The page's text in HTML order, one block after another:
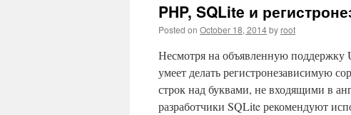
PHP, SQLite и
Posted on October 18, 2014by root
Несмотря на объявленную поддержку
умеет делать регистронезависимую
строк над буквами, не входящими в
разработчики SQLite рекомендуют